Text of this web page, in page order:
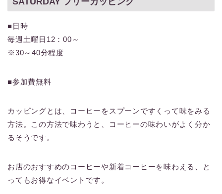
■日時
毎週土曜日12：00～
※30～40分程度
■参加費無料
カッピングとは、コーヒーをスプーンですくって味をみる
方法。この方法で味わうと、コーヒーの味わいがよく分か
るそうです。
お店のおすすめのコーヒーや新着コーヒーを味わえる、と
ってもお得なイベントです。